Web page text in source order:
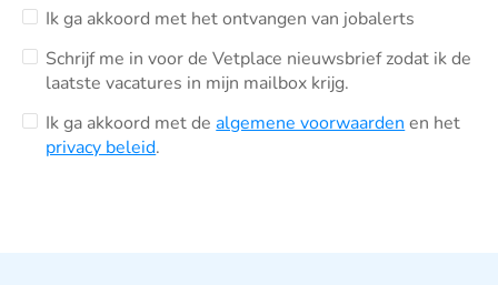
Ik ga akkoord met het ontvangen van jobalerts
Schrijf me in voor de Vetplace nieuwsbrief zodat ik de
laatste vacatures in mijn mailbox krijg.
Ik ga akkoord met dealgemene voorwaarden en het
privacy beleid.